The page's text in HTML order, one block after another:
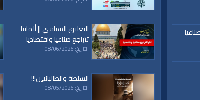
www.alwaqiyah.tv |
التعليق السياسي || ألمانيا
تتراجع صناعيا واقتصاديا
التاريخ: 08/06/2026
السلطة والطالبانيين!!!
التاريخ: 08/05/2026